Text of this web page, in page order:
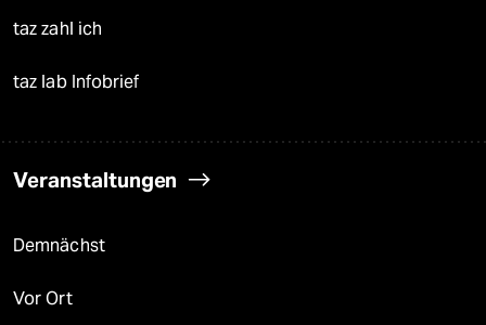
taz zahl ich
taz lab Infobrief
Veranstaltungen
Demnächst
Vor Ort